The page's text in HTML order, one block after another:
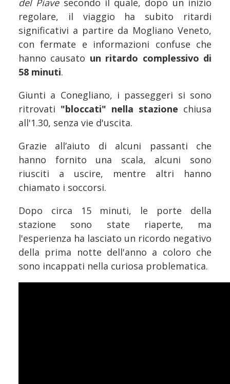
del Piave secondo il quale, dopo un inizio
regolare, il viaggio ha subito ritardi
significativi a partire da Mogliano Veneto,
con fermate e informazioni confuse che
hanno causato un ritardo complessivo di
58 minuti.
Giunti a Conegliano, i passeggeri si sono
ritrovati "bloccati" nella stazione chiusa
all'1.30, senza vie d'uscita.
Grazie all’aiuto di alcuni passanti che
hanno fornito una scala, alcuni sono
riusciti a uscire, mentre altri hanno
chiamato i soccorsi.
Dopo circa 15 minuti, le porte della
stazione sono state riaperte, ma
l'esperienza ha lasciato un ricordo negativo
della prima notte dell'anno a coloro che
sono incappati nella curiosa problematica.